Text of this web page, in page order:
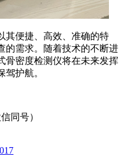
其便捷、高效、准确的特
的需求。随着技术的不断进
骨密度检测仪将在未来发挥
护航。
同号）